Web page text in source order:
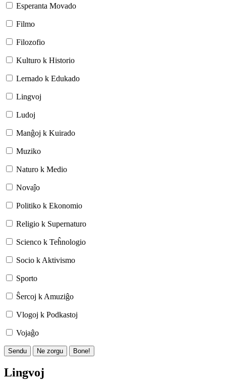
Esperanta Movado
Filmo
Filozofio
Kulturo k Historio
Lernado k Edukado
Lingvoj
Ludoj
Manĝoj k Kuirado
Muziko
Naturo k Medio
Novaĵo
Politiko k Ekonomio
Religio k Supernaturo
Scienco k Teĥnologio
Socio k Aktivismo
Sporto
Ŝercoj k Amuziĝo
Vlogoj k Podkastoj
Vojaĝo
Sendu Ne zorgu Bone!
Lingvoj